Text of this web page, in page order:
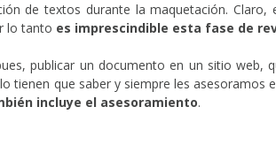
de textos durante la maquetación.
lo tanto es imprescindible esta fase de
publicar un documento en un sitio web,
tienen que saber y siempre les asesoramos
incluye el asesoramiento.